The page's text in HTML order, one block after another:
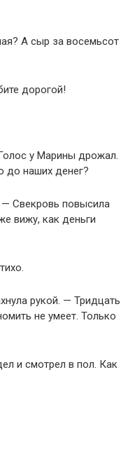
А сыр за восемьсот
дорогой!
у Марины дрожал.
до наших денег?
Свекровь повысила
вижу, как деньги
рукой. — Тридцать
не умеет. Только
и смотрел в пол. Как